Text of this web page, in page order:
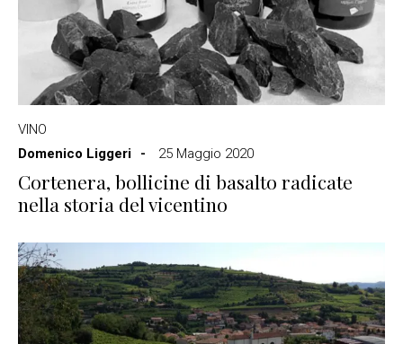
VINO
Domenico Liggeri
25 Maggio 2020
Cortenera, bollicine di basalto radicate
nella storia del vicentino